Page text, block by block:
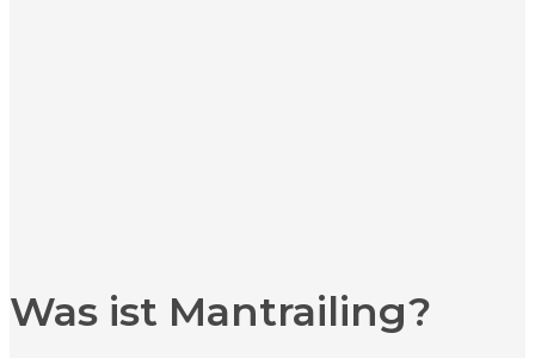
Was ist Mantrailing?